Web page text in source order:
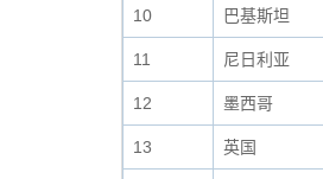
10 巴基斯坦
11 尼日利亚
12 墨西哥
13 英国